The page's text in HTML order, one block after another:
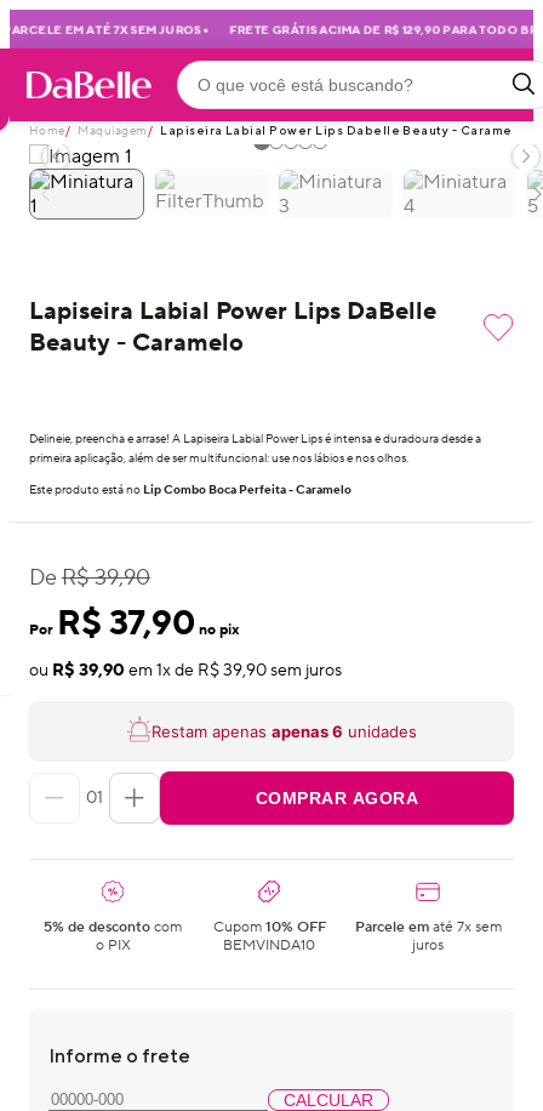
EM ATÉ 7X SEM JUROS• FRETE GRÁTIS ACIMA DE R$ 129,90 PARA TODO
Home/ Maquiagem / Lapiseira Labial Power Lips Dabelle Beauty - Caramelo
Lapiseira Labial Power Lips DaBelle
Beauty - Caramelo
Delineie, preencha e arrase! A Lapiseira Labial Power Lips é intensa e duradoura desde a
primeira aplicação, além de ser multifuncional: use nos lábios e nos olhos.
Este produto está no Lip Combo Boca Perfeita - Caramelo
De R$ 39,90
Por R$ 37,90 no pix
ou R$ 39,90 em 1x de R$ 39,90sem juros
Restam apenas apenas6 unidades
01 COMPRAR AGORA
5% de desconto com
o PIX
Cupom 10% OFF
BEMVINDA10
Parcele ematé 7x sem
juros
Informe o frete
CALCULAR